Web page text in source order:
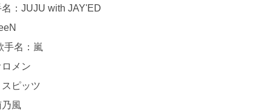
：JUJU with JAY'ED
名：嵐
メン
ピッツ
風